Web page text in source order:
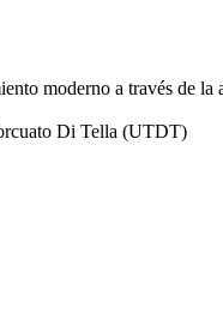
moderno a través de la
Di Tella (UTDT)